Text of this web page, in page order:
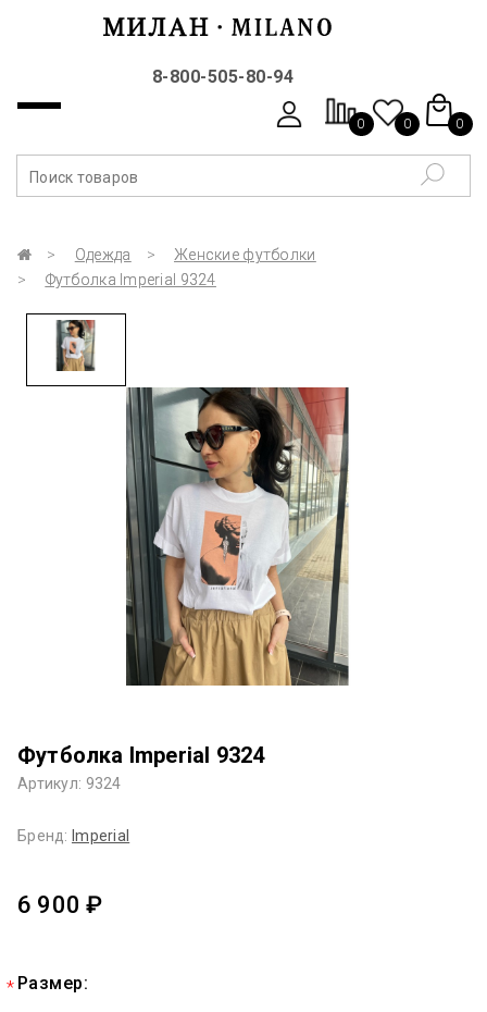
8-800-505-80-94
0 0 0
Одежда
Женские футболки
Футболка Imperial 9324
Футболка Imperial 9324
Артикул: 9324
Бренд: Imperial
6 900 ₽
Размер: